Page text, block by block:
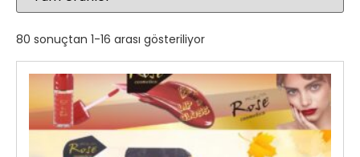
80 sonuçtan 1-16 arası gösteriliyor